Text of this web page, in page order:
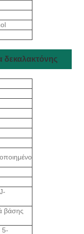
δεκαλακτόνης
βάσης
5-